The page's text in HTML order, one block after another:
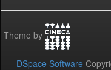
Theme by
DSpace Software